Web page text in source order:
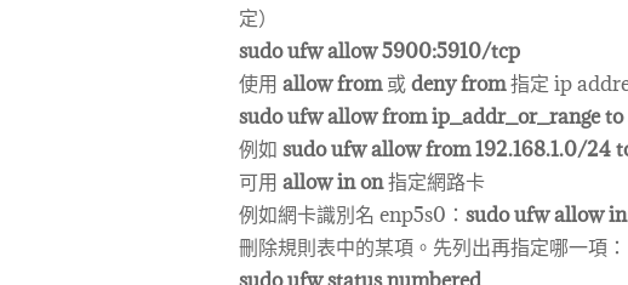
定）
sudo ufw allow 5900:5910/tcp
使用 allow from或deny from指定 ip
sudo ufw allow from ip_addr_or_range
例如 sudo ufw allow from 192.168.1.0/24
可用 allow in on指定網路卡
例如網卡識別名 enp5s0： sudo ufw allow
刪除規則表中的某項。先列出再指定哪一項：